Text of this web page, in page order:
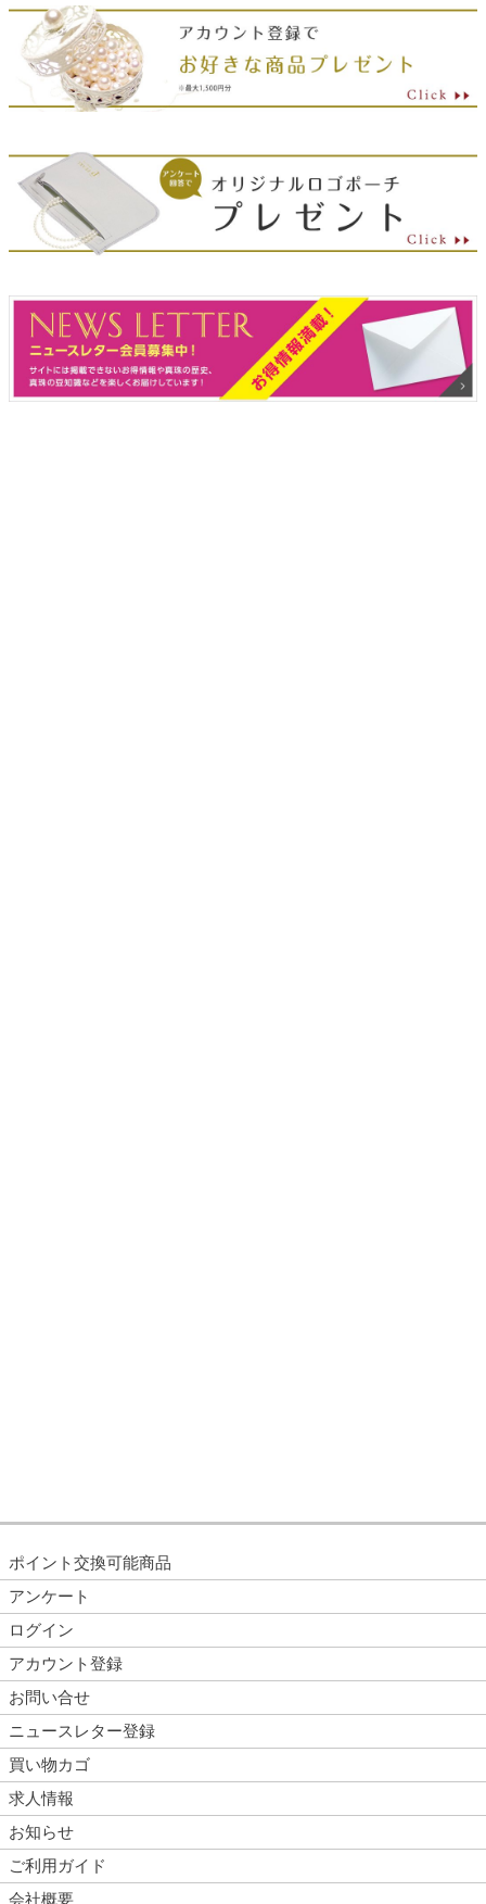
ポイント交換可能商品
アンケート
ログイン
アカウント登録
お問い合せ
ニュースレター登録
買い物カゴ
求人情報
お知らせ
ご利用ガイド
会社概要